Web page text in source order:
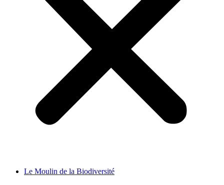
Le Moulin de la Biodiversité